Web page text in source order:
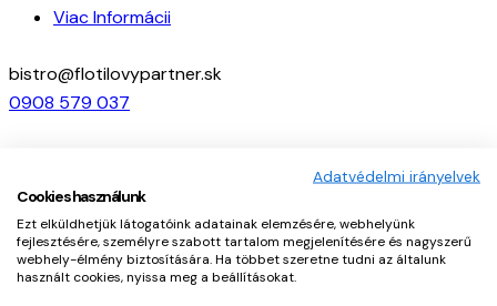
Viac Informácii
bistro@flotilovypartner.sk
0908 579 037
|Flottapartnerek.hu©
2026. All Rights Reserved.
Adatvédelmi irányelvek
Cookies használunk
Ezt elküldhetjük látogatóink adatainak elemzésére, webhelyünk
fejlesztésére, személyre szabott tartalom megjelenítésére és nagyszerű
webhely-élmény biztosítására. Ha többet szeretne tudni az általunk
használt cookies, nyissa meg a beállításokat.